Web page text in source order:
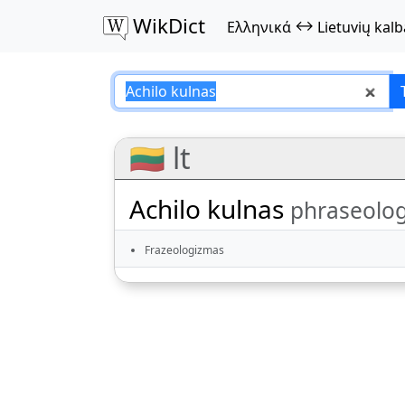
WikDict Ελληνικά ↔ Lietuvių
Achilo kulnas –
🇱🇹 lt
Achilo kulnas
Frazeologizmas